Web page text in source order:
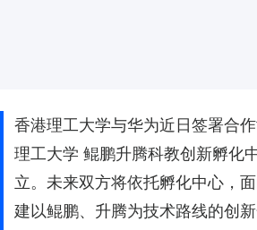
香港理工大学与华为近日签署合
理工大学 鲲鹏升腾科教创新孵化
立。未来双方将依托孵化中心，
建以鲲鹏、升腾为技术路线的创